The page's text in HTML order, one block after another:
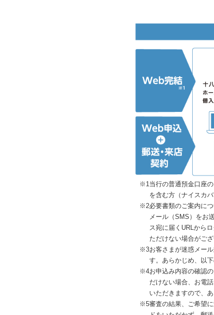
※1当行の普通預金口座
を含む方（ナイスカ
※2必要書類のご案内に
メール（SMS）をお
ス宛に届くURLから
ただけない場合がござ
※3お客さまが迷惑メー
す。あらかじめ、以
※4お申込み内容の確認
だけない場合、お電
いただきますので、
※5審査の結果、ご希望